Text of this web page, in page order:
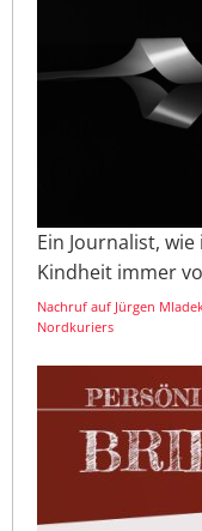
Ein Journalist,
Kindheit immer
Nachruf auf Jürgen
Nordkuriers